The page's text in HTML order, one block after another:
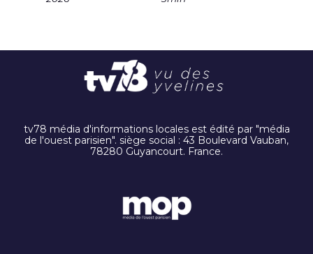
tv78 média d'informations locales est édité par "média
de l'ouest parisien". siège social : 43 Boulevard Vauban,
78280 Guyancourt. France.